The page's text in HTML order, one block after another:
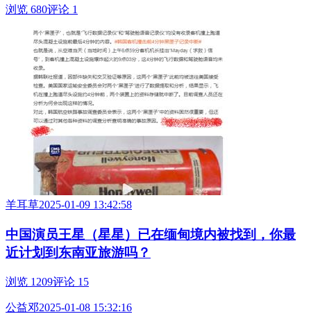
浏览 680评论 1
羊耳草2025-01-09 13:42:58
中国演员王星（星星）已在缅甸境内被找到，你最
近计划到东南亚旅游吗？
浏览 1209评论 15
公益邓2025-01-08 15:32:16